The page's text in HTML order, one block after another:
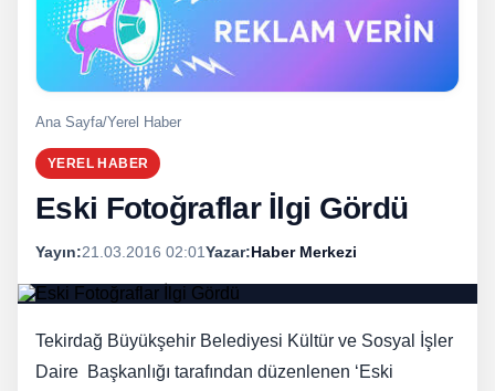
Ana Sayfa/Yerel Haber
YEREL HABER
Eski Fotoğraflar İlgi Gördü
Yayın:21.03.2016 02:01Yazar:Haber Merkezi
Tekirdağ Büyükşehir Belediyesi Kültür ve Sosyal İşler
Daire Başkanlığı tarafından düzenlenen ‘Eski